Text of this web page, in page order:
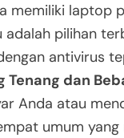
memiliki laptop
adalah pilihan
antivirus
Tenang dan
Anda atau
umum